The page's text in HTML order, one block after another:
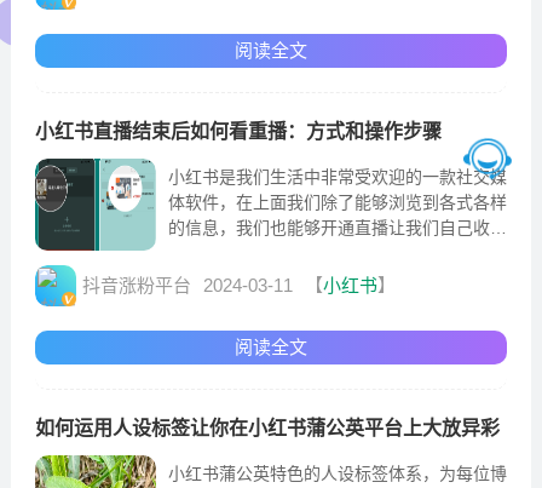
阅读全文
小红书直播结束后如何看重播：方式和操作步骤
小红书是我们生活中非常受欢迎的一款社交媒
体软件，在上面我们除了能够浏览到各式各样
的信息，我们也能够开通直播让我们自己收获
直播之后
抖音涨粉平台 2024-03-11 【小红书】
阅读全文
如何运用人设标签让你在小红书蒲公英平台上大放异彩
小红书蒲公英特色的人设标签体系，为每位博